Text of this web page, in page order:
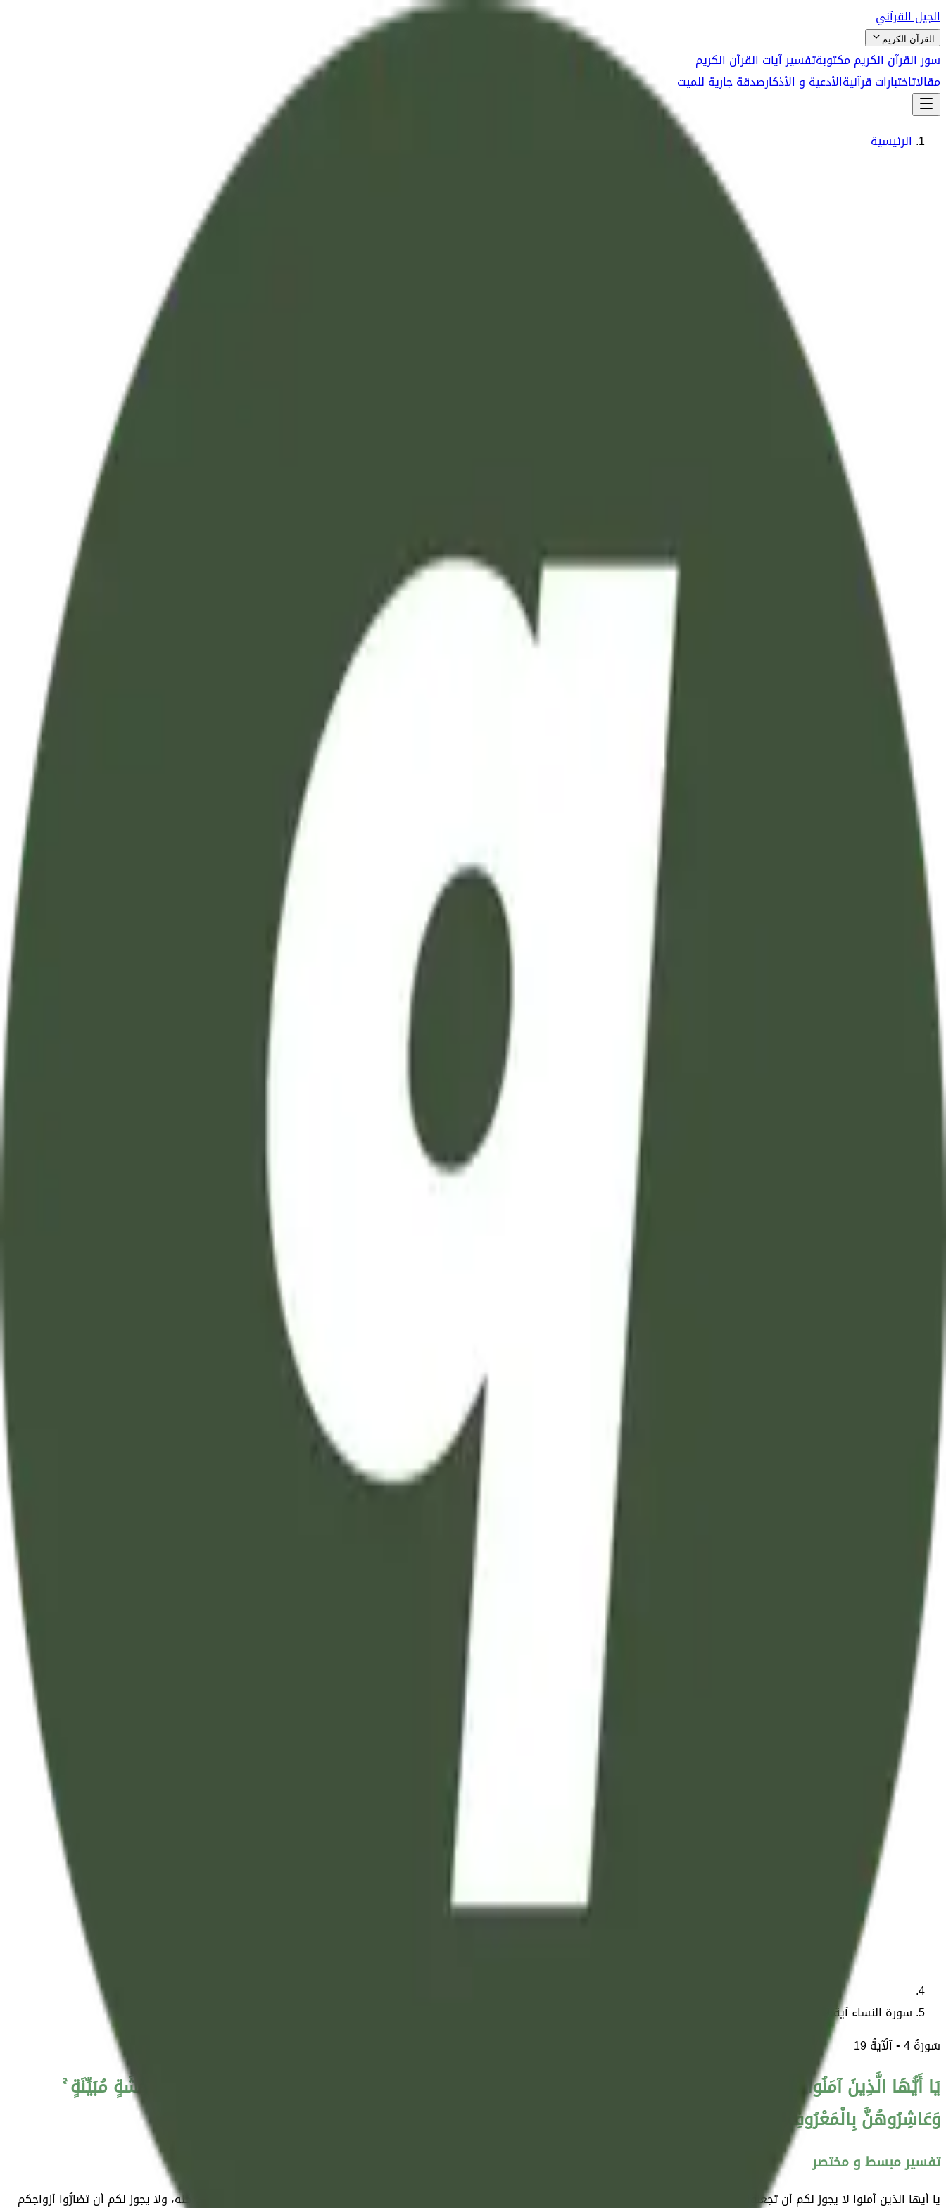
الجيل القرآني
القرآن الكريم
سور القرآن الكريم مكتوبةتفسير آيات القرآن الكريم
مقالاتاختبارات قرآنيةالأدعية و الأذكارصدقة جارية للميت
الرئيسية
سورة النساء آية 19
سُورَةُ4• آلْآيَةُ19
يَا أَيُّهَا الَّذِينَ آمَنُوا لَا يَحِلُّ لَكُمْ أَنْ تَرِثُوا النِّسَاءَ كَرْهًا ۖ وَلَا تَعْضُلُوهُنَّ لِتَذْهَبُوا بِبَعْضِ مَا آتَيْتُمُوهُنَّ إِلَّا أَنْ يَأْتِينَ بِفَاحِشَةٍ مُبَيِّنَةٍ ۚ
وَعَاشِرُوهُنَّ بِالْمَعْرُوفِ ۚ فَإِنْ كَرِهْتُمُوهُنَّ فَعَسَىٰ أَنْ تَكْرَهُوا شَيْئًا وَيَجْعَلَ اللَّهُ فِيهِ خَيْرًا كَثِيرًا
تفسير مبسط و مختصر
يا أيها الذين آمنوا لا يجوز لكم أن تجعلوا نساء آبائكم من جملة تَرِكتهم، تتصرفون فيهن بالزواج منهن، أو المنع لهن، أو تزويجهن للآخرين، وهن كارهات لذلك كله، ولا يجوز لكم أن تضارُّوا أزواجكم